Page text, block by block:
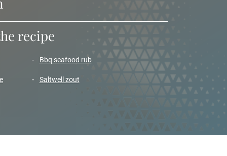
recipe
bbq seafood rub
saltwell zout